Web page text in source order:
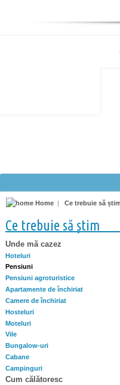
Home | Ce trebuie să știm
Ce trebuie să știm
Unde mă cazez
Hoteluri
Pensiuni
Pensiuni agroturistice
Apartamente de închiriat
Camere de închiriat
Hosteluri
Moteluri
Vile
Bungalow-uri
Cabane
Campinguri
Cum călătoresc